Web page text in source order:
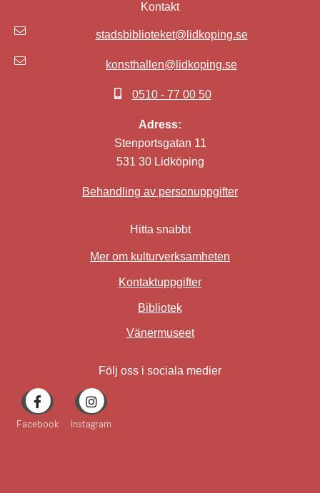
Kontakt
stadsbiblioteket@lidkoping.se
konsthallen@lidkoping.se
0510 - 77 00 50
Adress:
Stenportsgatan 11
531 30 Lidköping
Behandling av personuppgifter
Hitta snabbt
Mer om kulturverksamheten
Kontaktuppgifter
Bibliotek
VänermuseetLänk till annan
Följ oss i sociala medier
Facebook Instagram